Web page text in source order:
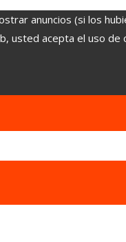
anuncios (si los
usted acepta el uso